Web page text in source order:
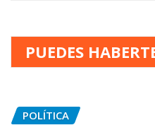
PUEDES
POLÍTICA